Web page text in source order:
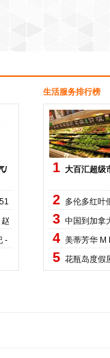
/
-
生活服务排行榜
1 大百汇超级
2 多伦多红叶
3 中国到加拿
庄家
4 美蒂芳华 M
5 花瓶岛度假